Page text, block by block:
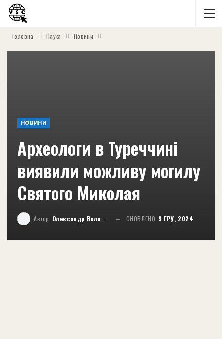
Головна Наука Новини
НОВИНИ
Археологи в Туреччині
виявили можливу могилу
Святого Миколая
Автор Олександр Великий ОНОВЛЕНО 9 ГРУ, 2024